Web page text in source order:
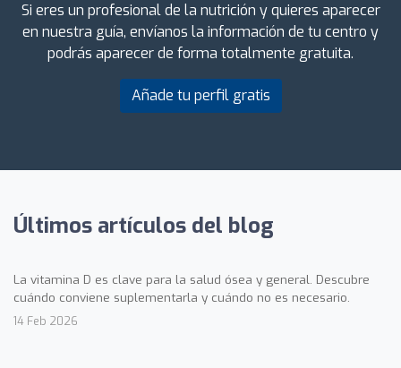
Si eres un profesional de la nutrición y quieres aparecer
en nuestra guía, envíanos la información de tu centro y
podrás aparecer de forma totalmente gratuita.
Añade tu perfil gratis
Últimos artículos del blog
La vitamina D es clave para la salud ósea y general. Descubre
cuándo conviene suplementarla y cuándo no es necesario.
14 Feb 2026